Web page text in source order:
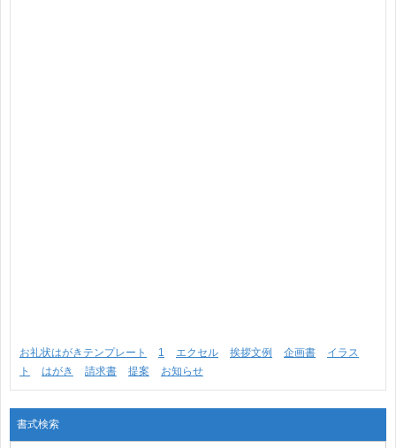
お礼状はがきテンプレート 1 エクセル 挨拶文例 企画書
イラス
ト
はがき 請求書 提案 お知らせ
書式検索